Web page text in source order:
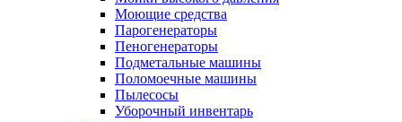
Моющие средства
Парогенераторы
Пеногенераторы
Подметальные машины
Поломоечные машины
Пылесосы
Уборочный инвентарь